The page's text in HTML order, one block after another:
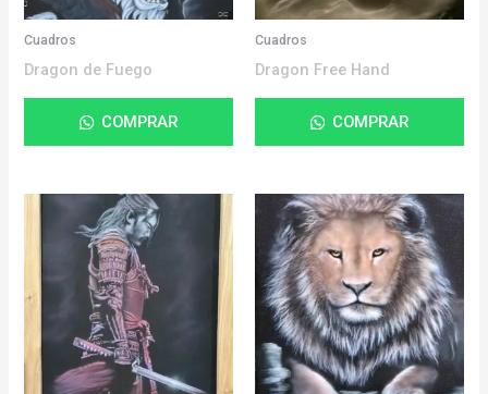
Cuadros
Dragon de Fuego
COMPRAR
Cuadros
Dragon Free Hand
COMPRAR